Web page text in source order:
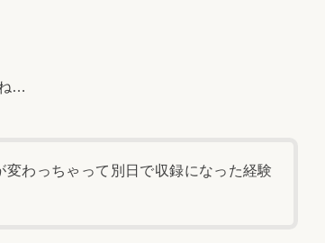
…
わっちゃって別日で収録になった経験